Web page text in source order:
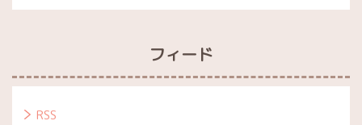
フィード
RSS